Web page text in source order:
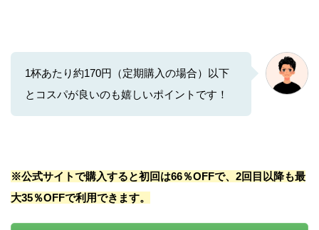
1杯あたり約170円（定期購入の場合）以下
とコスパが良いのも嬉しいポイントです！
※公式サイトで購入すると初回は66％OFFで、2回目以降も最
大35％OFFで利用できます。